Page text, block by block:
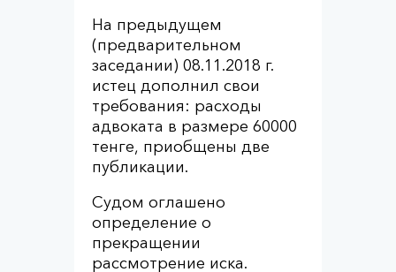
На предыдущем
(предварительном
заседании) 08.11.2018 г.
истец дополнил свои
требования: расходы
адвоката в размере 60000
тенге, приобщены две
публикации.
Судом оглашено
определение о
прекращении
рассмотрение иска.